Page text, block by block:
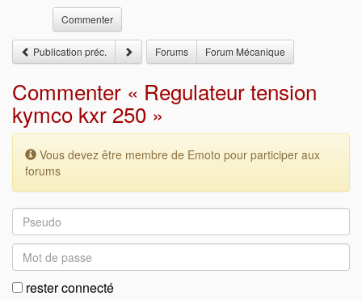
Commenter
Publication préc. Forums Forum Mécanique
Commenter « Regulateur tension
kymco kxr 250 »
Vous devez être membre de Emoto pour participer aux
forums
rester connecté